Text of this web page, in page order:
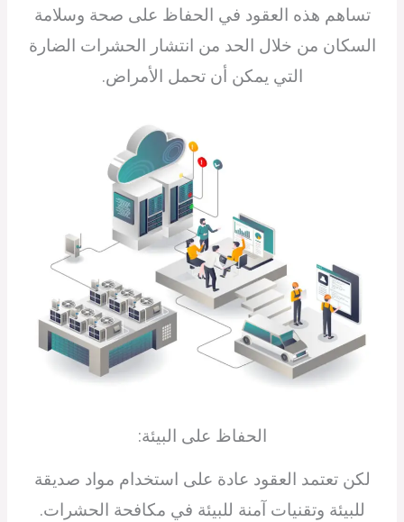
تساهم هذه العقود في الحفاظ على صحة وسلامة
السكان من خلال الحد من انتشار الحشرات الضارة
التي يمكن أن تحمل الأمراض.
الحفاظ على البيئة:
لكن تعتمد العقود عادة على استخدام مواد صديقة
للبيئة وتقنيات آمنة للبيئة في مكافحة الحشرات.